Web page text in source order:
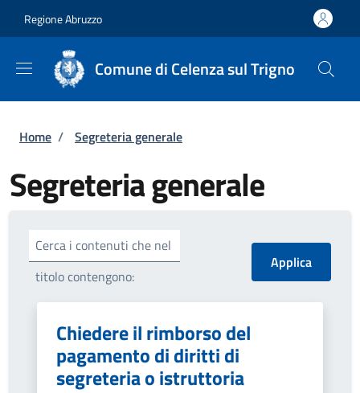
Regione Abruzzo
Comune di Celenza sul Trigno
Briciole di pane
Home / Segreteria generale
Segreteria generale
Cerca i contenuti che nel
titolo contengono:
Chiedere il rimborso del
pagamento di diritti di
segreteria o istruttoria